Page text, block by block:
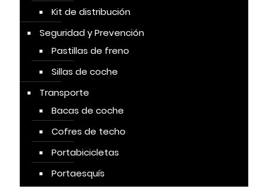
Kit de distribución
Seguridad y Prevención
Pastillas de freno
Sillas de coche
Transporte
Bacas de coche
Cofres de techo
Portabicicletas
Portaesquís